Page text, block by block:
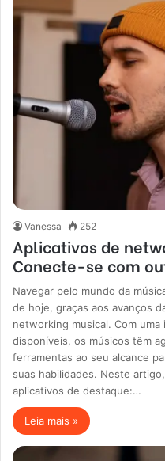
Vanessa 252
Aplicativos de
Conecte-se com
Navegar pelo mundo da
de hoje, graças aos avanços
networking musical. Com
disponíveis, os músicos têm
ferramentas ao seu alcance
suas habilidades. Neste
aplicativos de destaque:…
Leia mais »